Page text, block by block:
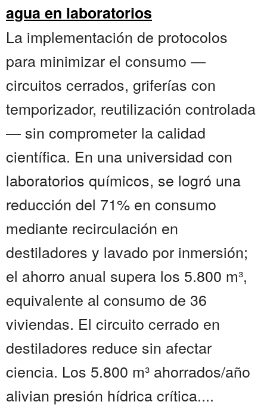
agua en laboratorios
La implementación de protocolos
para minimizar el consumo —
circuitos cerrados, griferías con
temporizador, reutilización controlada
— sin comprometer la calidad
científica. En una universidad con
laboratorios químicos, se logró una
reducción del 71% en consumo
mediante recirculación en
destiladores y lavado por inmersión;
el ahorro anual supera los 5.800 m³,
equivalente al consumo de 36
viviendas. El circuito cerrado en
destiladores reduce sin afectar
ciencia. Los 5.800 m³ ahorrados/año
alivian presión hídrica crítica....